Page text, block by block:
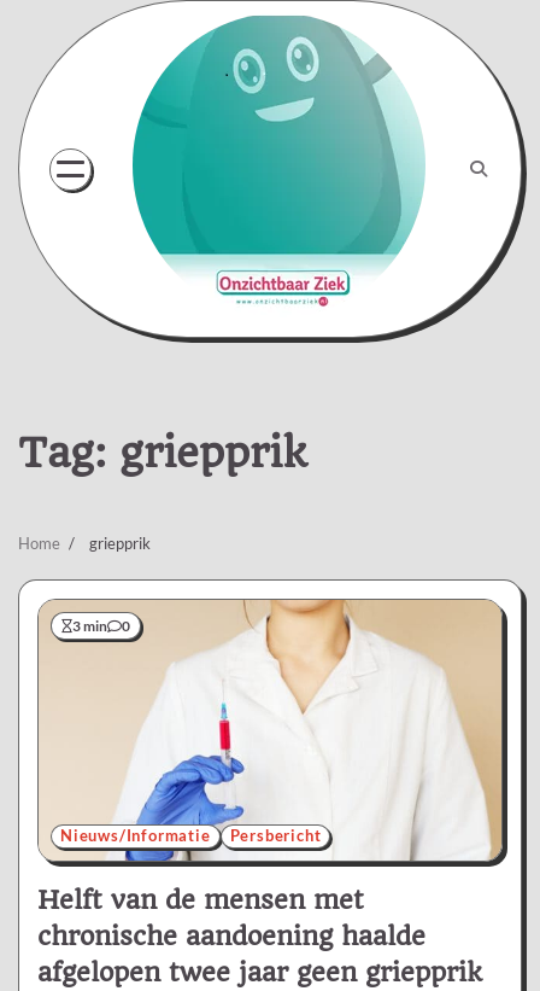
content
Tag: griepprik
Home griepprik
3 min 0
Nieuws/Informatie Persbericht
Helft van de mensen met
chronische aandoening haalde
afgelopen twee jaar geen griepprik